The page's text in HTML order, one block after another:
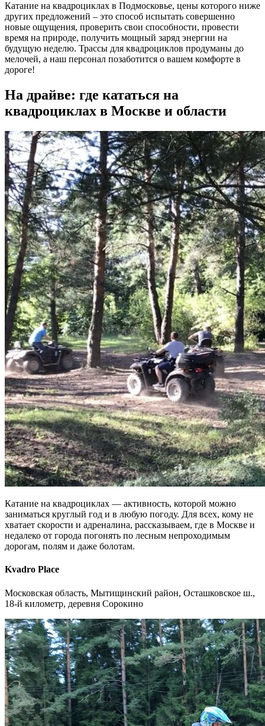
Катание на квадроциклах в Подмосковье, цены которого ниже
других предложений – это способ испытать совершенно
новые ощущения, проверить свои способности, провести
время на природе, получить мощный заряд энергии на
будущую неделю. Трассы для квадроциклов продуманы до
мелочей, а наш персонал позаботится о вашем комфорте в
дороге!
На драйве: где кататься на
квадроциклах в Москве и области
Катание на квадроциклах — активность, которой можно
заниматься круглый год и в любую погоду. Для всех, кому не
хватает скорости и адреналина, рассказываем, где в Москве и
недалеко от города погонять по лесным непроходимым
дорогам, полям и даже болотам.
Kvadro Place
Московская область, Мытищинский район, Осташковское ш.,
18-й километр, деревня Сорокино